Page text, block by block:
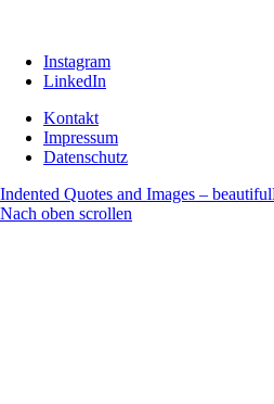
Instagram
LinkedIn
Kontakt
Impressum
Datenschutz
Indented Quotes and Images – beautiful
Nach oben scrollen